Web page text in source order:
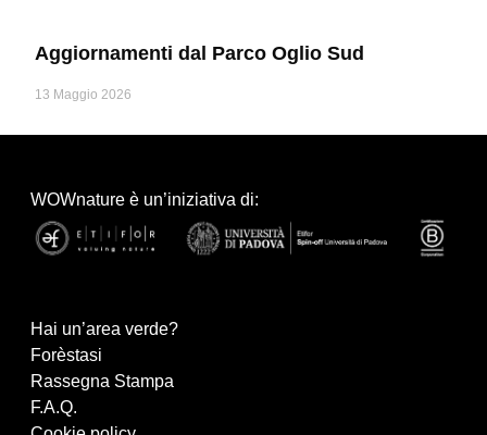
Aggiornamenti dal Parco Oglio Sud
13 Maggio 2026
WOWnature è un’iniziativa di:
Hai un’area verde?
Forèstasi
Rassegna Stampa
F.A.Q.